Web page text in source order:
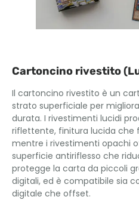
Cartoncino rivestito
Il cartoncino rivestito è un
strato superficiale per
durata. I rivestimenti lucidi
riflettente, finitura lucida che
mentre i rivestimenti opachi
superficie antiriflesso che
protegge la carta da piccoli
digitali, ed è compatibile sia
digitale che offset.